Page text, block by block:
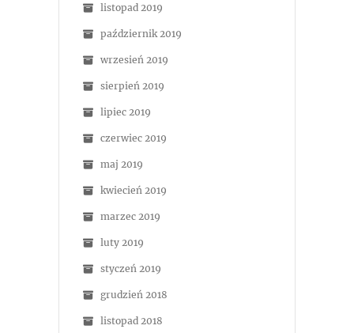
listopad 2019
październik 2019
wrzesień 2019
sierpień 2019
lipiec 2019
czerwiec 2019
maj 2019
kwiecień 2019
marzec 2019
luty 2019
styczeń 2019
grudzień 2018
listopad 2018